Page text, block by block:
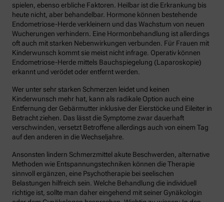
spielen, ebenso erbliche Faktoren. Heilbar ist die Erkrankung bis
heute nicht, aber behandelbar. Hormone können bestehende
Endometriose-Herde verkleinern und das Wachstum von neuen
Wucherungen verhindern. Eine Hormonbehandlung ist allerdings
oft auch mit starken Nebenwirkungen verbunden. Für Frauen mit
Kinderwunsch kommt sie meist nicht infrage. Operativ können
Endometriose-Herde mittels Bauchspiegelung (Laparoskopie)
erkannt und verödet oder entfernt werden.
Wer unter sehr starken Schmerzen leidet und keinen
Kinderwunsch mehr hat, kann als radikale Option auch eine
Entfernung der Gebärmutter inklusive der Eierstöcke und Eileiter in
Betracht ziehen. Das lässt die Symptome zwar dauerhaft
verschwinden, versetzt Betroffene allerdings auch von einem Tag
auf den anderen in die Wechseljahre.
Ansonsten lindern Schmerzmittel akute Beschwerden, alternative
Methoden wie Entspannungstechniken können die Therapie
sinnvoll ergänzen, eine Psychotherapie bei seelischen
Belastungen hilfreich sein. Welche Behandlung die individuell
richtige ist, sollte man daher eingehend mit seiner Gynäkologin